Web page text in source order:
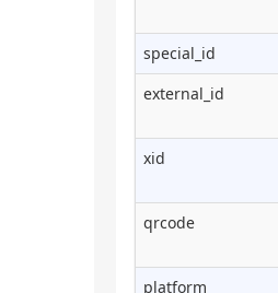
special_id
external_id
xid
qrcode
platform